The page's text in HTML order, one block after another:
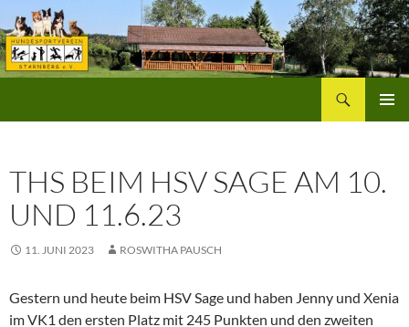
Inhalt
springen
THS BEIM HSV SAGE AM 10.
UND 11.6.23
11. JUNI 2023 ROSWITHA PAUSCH
Gestern und heute beim HSV Sage und haben Jenny und Xenia
im VK1 den ersten Platz mit 245 Punkten und den zweiten